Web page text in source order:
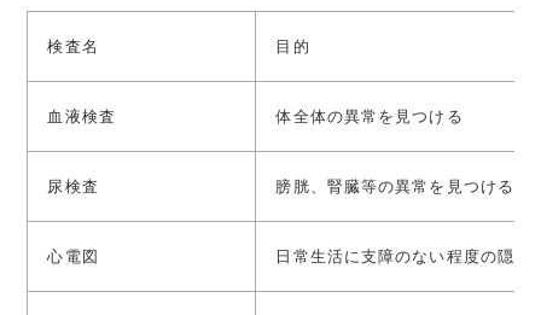
検査名 目的
血液検査 体全体の異常を見つける
尿検査 膀胱、腎臓等の異常を見つける
心電図 日常生活に支障のない程度の隠れ